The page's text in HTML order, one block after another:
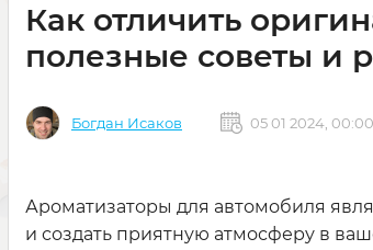
Как отличить
полезные советы и
Богдан Исаков 05 01 2024, 00:00
Ароматизаторы для автомобиля
и создать приятную атмосферу в